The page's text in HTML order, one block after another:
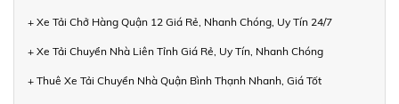
+ Xe Tải Chở Hàng Quận 12 Giá Rẻ, Nhanh Chóng, Uy Tín 24/7
+ Xe Tải Chuyển Nhà Liên Tỉnh Giá Rẻ, Uy Tín, Nhanh Chóng
+ Thuê Xe Tải Chuyển Nhà Quận Bình Thạnh Nhanh, Giá Tốt